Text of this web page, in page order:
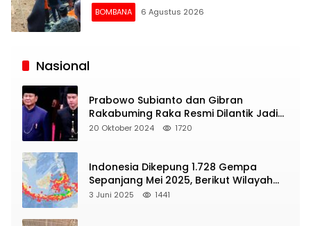
BOMBANA 6 Agustus 2026
Siaran
Nasional
Prabowo Subianto dan Gibran
Rakabuming Raka Resmi Dilantik Jadi
Presiden dan Wapres RI
20 Oktober 2024 1720
Indonesia Dikepung 1.728 Gempa
Sepanjang Mei 2025, Berikut Wilayah
Yang Intens Diguncang!
3 Juni 2025 1441